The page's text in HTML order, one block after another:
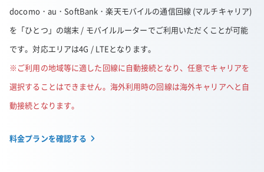
docomo・au・SoftBank・楽天モバイルの通信回線 (マルチキャリア)
を「ひとつ」の端末 / モバイルルーターでご利用いただくことが可能
です。対応エリアは4G / LTEとなります。
※ご利用の地域等に適した回線に自動接続となり、任意でキャリアを
選択することはできません。海外利用時の回線は海外キャリアへと自
動接続となります。
料金プランを確認する